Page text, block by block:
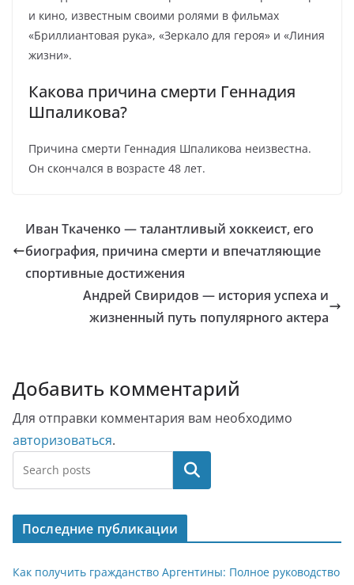
и кино, известным своими ролями в фильмах
«Бриллиантовая рука», «Зеркало для героя» и «Линия
жизни».
Какова причина смерти Геннадия
Шпаликова?
Причина смерти Геннадия Шпаликова неизвестна.
Он скончался в возрасте 48 лет.
Иван Ткаченко — талантливый хоккеист, его
биография, причина смерти и впечатляющие
спортивные достижения
Андрей Свиридов — история успеха и
жизненный путь популярного актера
Добавить комментарий
Для отправки комментария вам необходимо
авторизоваться.
Поиск
Последние публикации
Как получить гражданство Аргентины: Полное руководство